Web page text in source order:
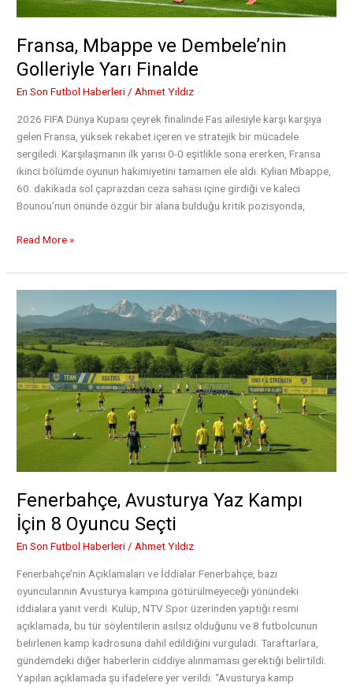
Fransa, Mbappe ve Dembele’nin
Golleriyle Yarı Finalde
En Son Futbol Haberleri/Ahmet Yıldız
2026 FIFA Dünya Kupası çeyrek finalinde Fas ailesiyle karşı karşıya
gelen Fransa, yüksek rekabet içeren ve stratejik bir mücadele
sergiledi. Karşılaşmanın ilk yarısı 0-0 eşitlikle sona ererken, Fransa
ikinci bölümde oyunun hakimiyetini tamamen ele aldı. Kylian Mbappe,
60. dakikada sol çaprazdan ceza sahası içine girdiği ve kaleci
Bounou’nun önünde özgür bir alana bulduğu kritik pozisyonda,
Fransa,
ve
Dembele’nin
Golleriyle
Yarı
Finalde
Read More »
Fenerbahçe, Avusturya Yaz Kampı
İçin 8 Oyuncu Seçti
En Son Futbol Haberleri/Ahmet Yıldız
Fenerbahçe’nin Açıklamaları ve İddialar Fenerbahçe, bazı
oyuncularının Avusturya kampına götürülmeyeceği yönündeki
iddialara yanıt verdi. Kulüp, NTV Spor üzerinden yaptığı resmi
açıklamada, bu tür söylentilerin asılsız olduğunu ve 8 futbolcunun
belirlenen kamp kadrosuna dahil edildiğini vurguladı. Taraftarlara,
gündemdeki diğer haberlerin ciddiye alınmaması gerektiği belirtildi.
Yapılan açıklamada şu ifadelere yer verildi: “Avusturya kamp